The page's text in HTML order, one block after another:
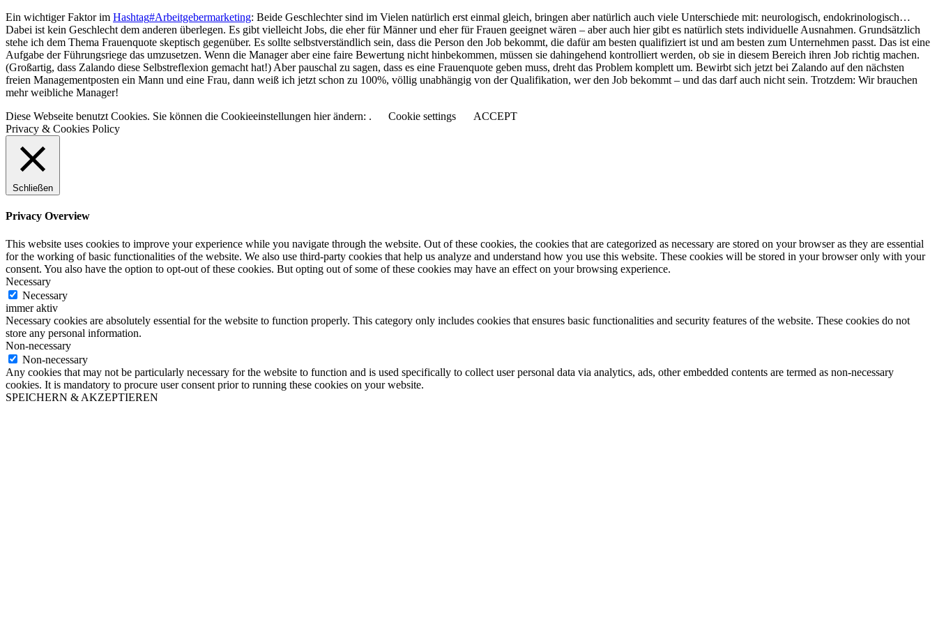
Ein wichtiger Faktor im Hashtag#Arbeitgebermarketing: Beide Geschlechter sind im Vielen natürlich erst einmal gleich, bringen aber natürlich auch viele Unterschiede mit: neurologisch, endokrinologisch…
Dabei ist kein Geschlecht dem anderen überlegen. Es gibt vielleicht Jobs, die eher für Männer und eher für Frauen geeignet wären – aber auch hier gibt es natürlich stets individuelle Ausnahmen. Grundsätzlich
stehe ich dem Thema Frauenquote skeptisch gegenüber. Es sollte selbstverständlich sein, dass die Person den Job bekommt, die dafür am besten qualifiziert ist und am besten zum Unternehmen passt. Das ist eine
Aufgabe der Führungsriege das umzusetzen. Wenn die Manager aber eine faire Bewertung nicht hinbekommen, müssen sie dahingehend kontrolliert werden, ob sie in diesem Bereich ihren Job richtig machen.
(Großartig, dass Zalando diese Selbstreflexion gemacht hat!) Aber pauschal zu sagen, dass es eine Frauenquote geben muss, dreht das Problem komplett um. Bewirbt sich jetzt bei Zalando auf den nächsten
freien Managementposten ein Mann und eine Frau, dann weiß ich jetzt schon zu 100%, völlig unabhängig von der Qualifikation, wer den Job bekommt – und das darf auch nicht sein. Trotzdem: Wir brauchen
mehr weibliche Manager!
Diese Webseite benutzt Cookies. Sie können die Cookieeinstellungen hier ändern: .
Cookie settings
ACCEPT
Privacy & Cookies Policy
Schließen
Privacy Overview
This website uses cookies to improve your experience while you navigate through the website. Out of these cookies, the cookies that are categorized as necessary are stored on your browser as they are essential
for the working of basic functionalities of the website. We also use third-party cookies that help us analyze and understand how you use this website. These cookies will be stored in your browser only with your
consent. You also have the option to opt-out of these cookies. But opting out of some of these cookies may have an effect on your browsing experience.
Necessary
Necessary
immer aktiv
Necessary cookies are absolutely essential for the website to function properly. This category only includes cookies that ensures basic functionalities and security features of the website. These cookies do not
store any personal information.
Non-necessary
Non-necessary
Any cookies that may not be particularly necessary for the website to function and is used specifically to collect user personal data via analytics, ads, other embedded contents are termed as non-necessary
cookies. It is mandatory to procure user consent prior to running these cookies on your website.
SPEICHERN & AKZEPTIEREN